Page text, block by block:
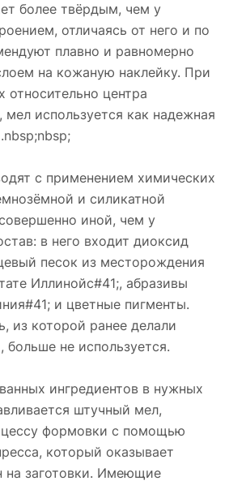
более твёрдым, чем у
отличаясь от него и по
плавно и равномерно
на кожаную наклейку. При
центра
используется как надежная
с применением химических
и силикатной
иной, чем у
в него входит диоксид
песок из месторождения
Иллинойс#41;, абразивы
и цветные пигменты.
из которой ранее делали
не используется.
ингредиентов в нужных
штучный мел,
формовки с помощью
который оказывает
на заготовки. Имеющие